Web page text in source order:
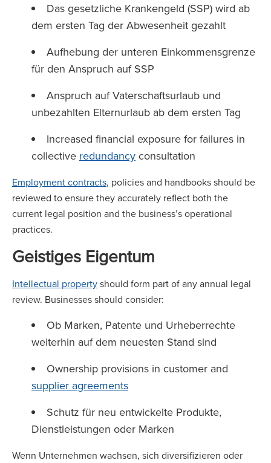
Das gesetzliche Krankengeld (SSP) wird ab
dem ersten Tag der Abwesenheit gezahlt
Aufhebung der unteren Einkommensgrenze
für den Anspruch auf SSP
Anspruch auf Vaterschaftsurlaub und
unbezahlten Elternurlaub ab dem ersten Tag
Increased financial exposure for failures in
collective redundancy consultation
Employment contracts, policies and handbooks should be
reviewed to ensure they accurately reflect both the
current legal position and the business’s operational
practices.
Geistiges Eigentum
Intellectual propertyshould form part of any annual legal
review. Businesses should consider:
Ob Marken, Patente und Urheberrechte
weiterhin auf dem neuesten Stand sind
Ownership provisions in customer and
supplier agreements
Schutz für neu entwickelte Produkte,
Dienstleistungen oder Marken
Wenn Unternehmen wachsen, sich diversifizieren oder